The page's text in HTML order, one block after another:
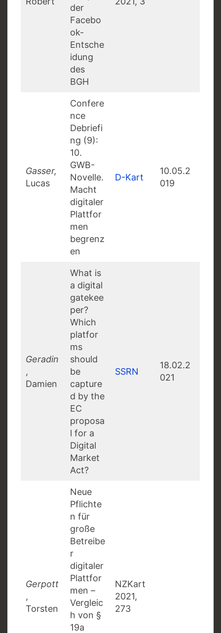
der
Facebo
ok-
Entsche
idung
des
BGH
Gasser,
Lucas
Confere
nce
Debriefi
ng (9):
10.
GWB-
Novelle.
Macht
digitaler
Plattfor
men
begrenz
en
D-Kart
10.05.2
019
Geradin
,
Damien
What is
a digital
gatekee
per?
Which
platfor
ms
should
be
capture
d by the
EC
proposa
l for a
Digital
Market
Act?
SSRN
18.02.2
021
Gerpott
,
Torsten
Neue
Pflichte
n für
große
Betreibe
r
digitaler
Plattfor
men –
Vergleic
h von §
19a
NZKart
2021,
273